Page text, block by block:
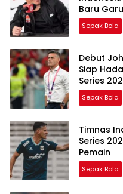
Baru
Sepak Bola
Debut
Siap
Series
Sepak Bola
Timnas
Series
Pemain
Sepak Bola